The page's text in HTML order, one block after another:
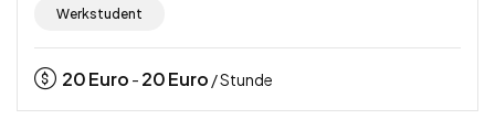
Werkstudent
20Euro - 20Euro / Stunde